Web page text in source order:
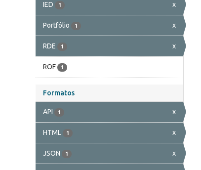
IED 1 x
Portfólio 1 x
RDE 1 x
ROF 1
Formatos
API 1 x
HTML 1 x
JSON 1 x